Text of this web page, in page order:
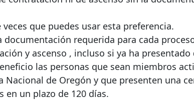
que puedes usar esta preferencia.
documentación requerida para cada
y ascenso , incluso si ya ha
las personas que sean miembros
Nacional de Oregón y que presenten una
en un plazo de 120 días.